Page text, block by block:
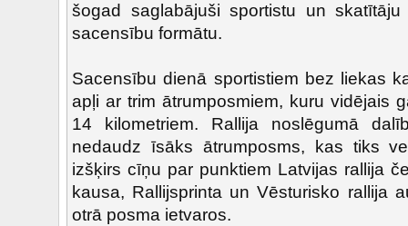
šogad saglabājuši sportistu un
sacensību formātu.
Sacensību dienā sportistiem bez liekas
apļi ar trim ātrumposmiem, kuru vidējais
14 kilometriem. Rallija noslēgumā
nedaudz īsāks ātrumposms, kas tiks
izšķirs cīņu par punktiem Latvijas rallija
kausa, Rallijsprinta un Vēsturisko rallija
otrā posma ietvaros.